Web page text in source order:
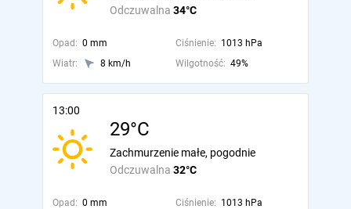
Odczuwalna 34°C
Opad: 0 mm Ciśnienie: 1013 hPa
Wiatr:
8 km/h Wilgotność: 49%
13:00
29°C
Odczuwalna 32°C
Zachmurzenie małe, pogodnie
Opad: 0 mm Ciśnienie: 1013 hPa